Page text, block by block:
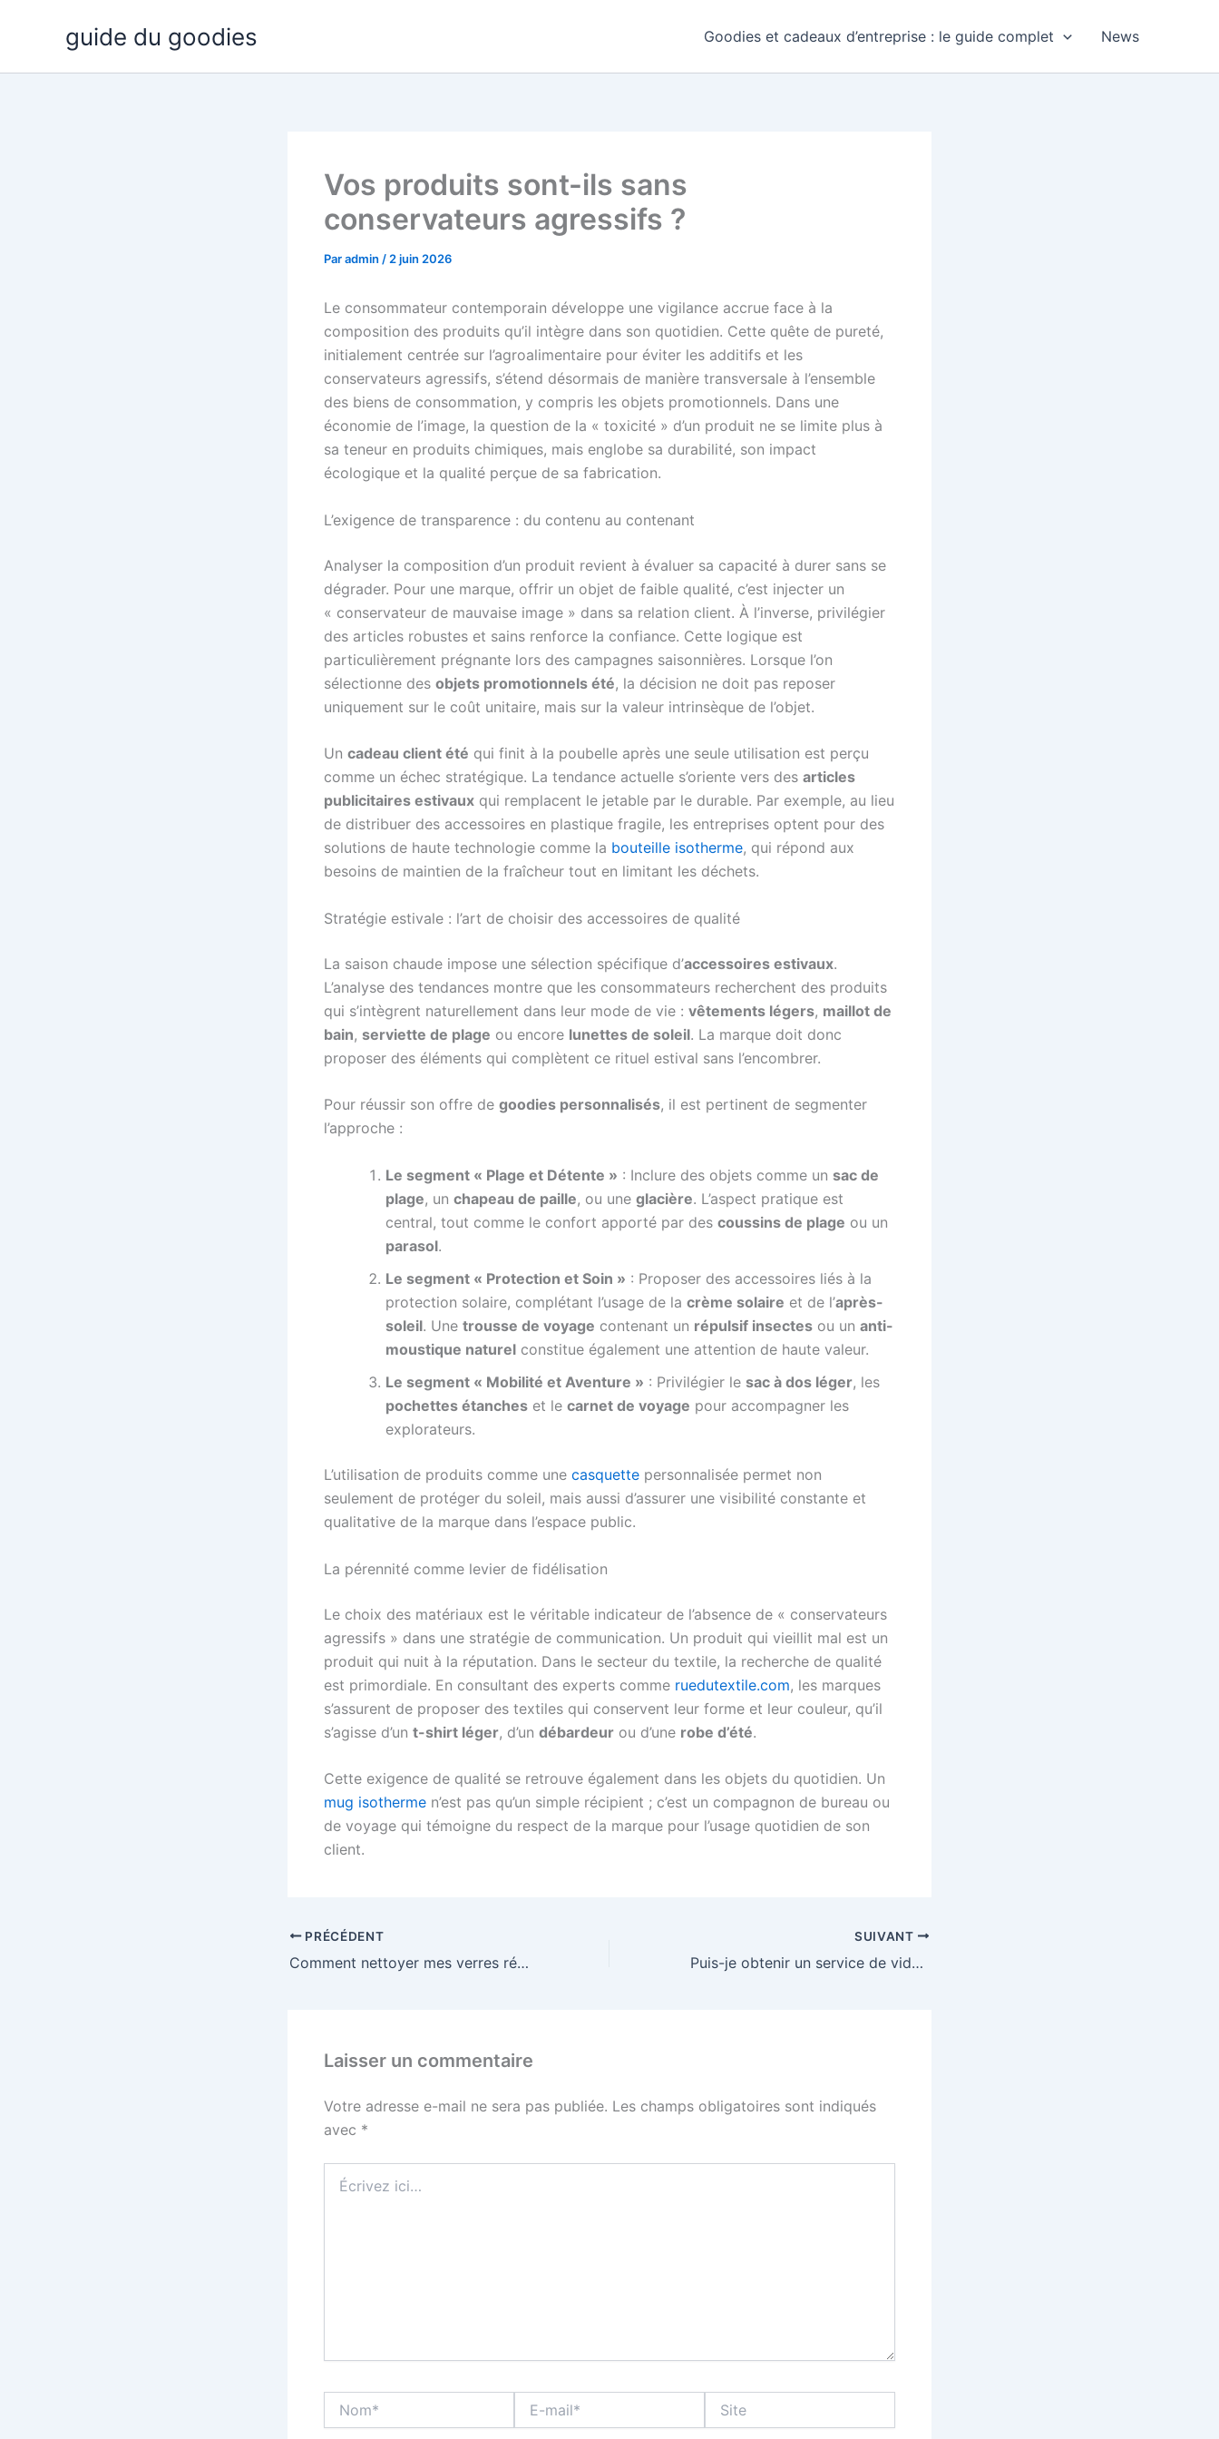
guide du goodies Goodies et cadeaux d’entreprise : le guide complet News
Vos produits sont-ils sans
conservateurs agressifs ?
Paradmin / 2 juin 2026
Le consommateur contemporain développe une vigilance accrue face à la
composition des produits qu’il intègre dans son quotidien. Cette quête de pureté,
initialement centrée sur l’agroalimentaire pour éviter les additifs et les
conservateurs agressifs, s’étend désormais de manière transversale à l’ensemble
des biens de consommation, y compris les objets promotionnels. Dans une
économie de l’image, la question de la « toxicité » d’un produit ne se limite plus à
sa teneur en produits chimiques, mais englobe sa durabilité, son impact
écologique et la qualité perçue de sa fabrication.
L’exigence de transparence : du contenu au contenant
Analyser la composition d’un produit revient à évaluer sa capacité à durer sans se
dégrader. Pour une marque, offrir un objet de faible qualité, c’est injecter un
« conservateur de mauvaise image » dans sa relation client. À l’inverse, privilégier
des articles robustes et sains renforce la confiance. Cette logique est
particulièrement prégnante lors des campagnes saisonnières. Lorsque l’on
sélectionne des objets promotionnels été, la décision ne doit pas reposer
uniquement sur le coût unitaire, mais sur la valeur intrinsèque de l’objet.
Un cadeau client été qui finit à la poubelle après une seule utilisation est perçu
comme un échec stratégique. La tendance actuelle s’oriente vers des articles
publicitaires estivaux qui remplacent le jetable par le durable. Par exemple, au lieu
de distribuer des accessoires en plastique fragile, les entreprises optent pour des
solutions de haute technologie comme la bouteille isotherme, qui répond aux
besoins de maintien de la fraîcheur tout en limitant les déchets.
Stratégie estivale : l’art de choisir des accessoires de qualité
La saison chaude impose une sélection spécifique d’accessoires estivaux.
L’analyse des tendances montre que les consommateurs recherchent des produits
qui s’intègrent naturellement dans leur mode de vie : vêtements légers, maillot de
bain, serviette de plage ou encore lunettes de soleil. La marque doit donc
proposer des éléments qui complètent ce rituel estival sans l’encombrer.
Pour réussir son offre de goodies personnalisés, il est pertinent de segmenter
l’approche :
Le segment « Plage et Détente » : Inclure des objets comme un sac de
plage, un chapeau de paille, ou une glacière. L’aspect pratique est
central, tout comme le confort apporté par des coussins de plage ou un
parasol.
Le segment « Protection et Soin » : Proposer des accessoires liés à la
protection solaire, complétant l’usage de la crème solaire et de l’après-
soleil. Une trousse de voyage contenant un répulsif insectes ou un anti-
moustique naturel constitue également une attention de haute valeur.
Le segment « Mobilité et Aventure » : Privilégier le sac à dos léger, les
pochettes étanches et le carnet de voyage pour accompagner les
explorateurs.
L’utilisation de produits comme une casquette personnalisée permet non
seulement de protéger du soleil, mais aussi d’assurer une visibilité constante et
qualitative de la marque dans l’espace public.
La pérennité comme levier de fidélisation
Le choix des matériaux est le véritable indicateur de l’absence de « conservateurs
agressifs » dans une stratégie de communication. Un produit qui vieillit mal est un
produit qui nuit à la réputation. Dans le secteur du textile, la recherche de qualité
est primordiale. En consultant des experts comme ruedutextile.com, les marques
s’assurent de proposer des textiles qui conservent leur forme et leur couleur, qu’il
s’agisse d’un t-shirt léger, d’un débardeur ou d’une robe d’été.
Cette exigence de qualité se retrouve également dans les objets du quotidien. Un
mug isotherme n’est pas qu’un simple récipient ; c’est un compagnon de bureau ou
de voyage qui témoigne du respect de la marque pour l’usage quotidien de son
client.
PRÉCÉDENT
Comment nettoyer mes verres réutilisables ?
SUIVANT
Puis-je obtenir un service de vidéo de produits ?
Laisser un commentaire
Votre adresse e-mail ne sera pas publiée. Les champs obligatoires sont indiqués
avec *
ici…
mail*